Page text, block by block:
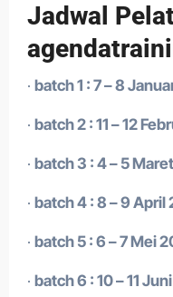
Jadwal
· batch 1 : 7 – 8
· batch 2 : 11 – 12
· batch 3 : 4 – 5
· batch 4 : 8 – 9 April
· batch 5 : 6 – 7 Mei
· batch 6 : 10 – 11